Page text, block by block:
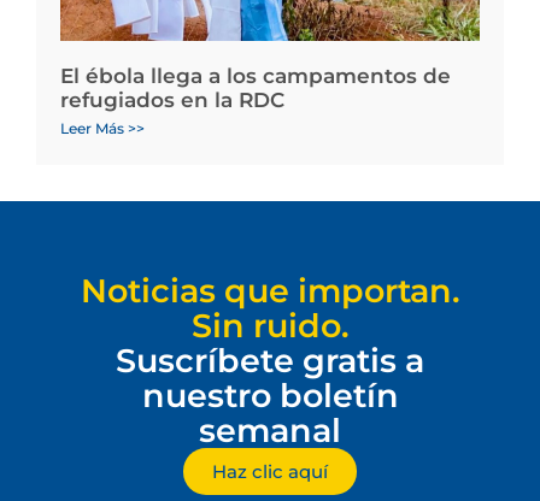
El ébola llega a los campamentos de
refugiados en la RDC
Leer Más >>
Noticias que importan.
Sin ruido.
Suscríbete gratis a
nuestro boletín
semanal
Haz clic aquí